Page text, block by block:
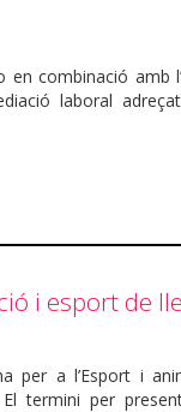
en combinació amb
laboral
i esport de
per a l’Esport i
termini per